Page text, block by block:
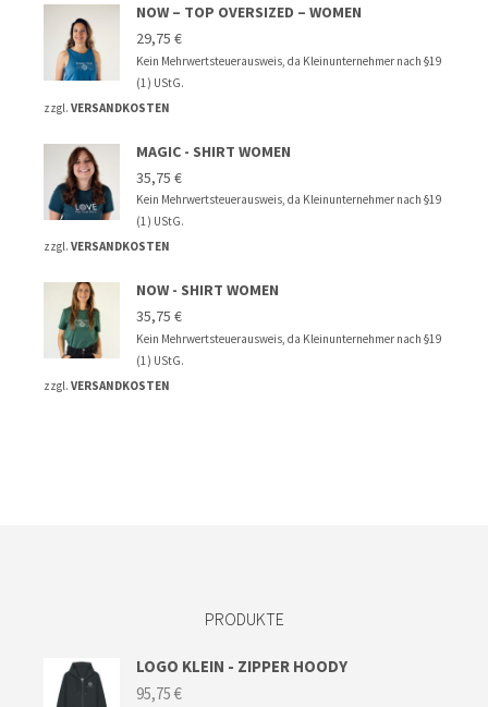
NOW – TOP OVERSIZED – WOMEN
29,75 €
Kein Mehrwertsteuerausweis, da Kleinunternehmer nach §19
(1) UStG.
zzgl. VERSANDKOSTEN
MAGIC - SHIRT WOMEN
35,75 €
Kein Mehrwertsteuerausweis, da Kleinunternehmer nach §19
(1) UStG.
zzgl. VERSANDKOSTEN
NOW - SHIRT WOMEN
35,75 €
Kein Mehrwertsteuerausweis, da Kleinunternehmer nach §19
(1) UStG.
zzgl. VERSANDKOSTEN
PRODUKTE
LOGO KLEIN - ZIPPER HOODY
95,75 €